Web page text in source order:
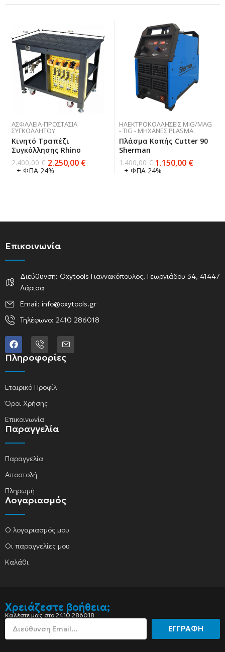
ΑΣΦΆΛΕΙΑ-ΠΡΟΣΤΑΣΊΑ
ΣΥΓΚΟΛΛΗΤΟΎ
Κινητό Τραπέζι
Συγκόλλησης Rhino
2.400,00€ 2.250,00 €
+ ΦΠΑ 24%
ΗΛΕΚΤΡΟΚΟΛΛΉΣΕΙΣ MIG/MAG
- TIG - ΜΗΧΑΝΈΣ PLASMA
Πλάσμα Κοπής Cutter 90
Sherman
1.400,00€ 1.150,00 €
+ ΦΠΑ 24%
Επικοινωνία
Διεύθυνση: Oxytools Γιαννακόπουλος, Γεωργιάδου 34, 41447
Λάρισα
Email: info@oxytools.gr
Τηλέφωνο: 2410 286018
Πληροφορίες
Εταιρικό Προφίλ
Όροι Χρήσης
Επικοινωνία
Παραγγελία
Παραγγελία
Αποστολή
Πληρωμή
Λογαριασμός
Ο λογαριασμός μου
Οι παραγγελίες μου
Καλάθι
Χρειάζεστε βοήθεια;
Καλέστε μας στο 2410 286018
ΕΓΓΡΑΦΗ